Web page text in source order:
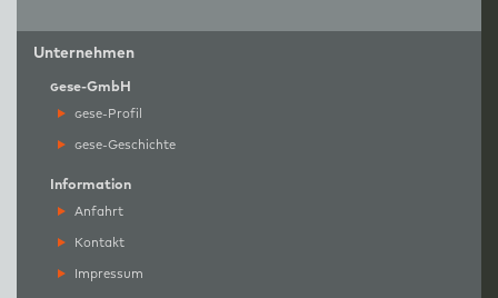
Unternehmen
gese-GmbH
gese-Profil
gese-Geschichte
Information
Anfahrt
Kontakt
Impressum